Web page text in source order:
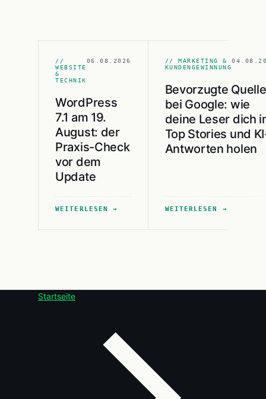
//
WEBSITE
&
TECHNIK
06.08.2026
WordPress
7.1 am 19.
August: der
Praxis-Check
vor dem
Update
WEITERLESEN
// MARKETING &
KUNDENGEWINNUNG
Bevorzugte
bei Google: wie
deine Leser dich
Top Stories und
Antworten holen
WEITERLESEN
Startseite